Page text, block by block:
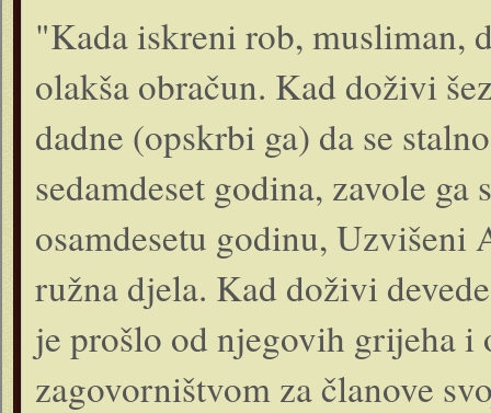
"Kada iskreni rob, musliman,
olakša obračun. Kad doživi
dadne (opskrbi ga) da se
sedamdeset godina, zavole
osamdesetu godinu, Uzvišeni
ružna djela. Kad doživi
je prošlo od njegovih grijeha i
zagovorništvom za članove